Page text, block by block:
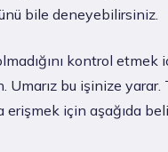
bile deneyebilirsiniz.
kontrol etmek
Umarız bu işinize yarar.
erişmek için aşağıda